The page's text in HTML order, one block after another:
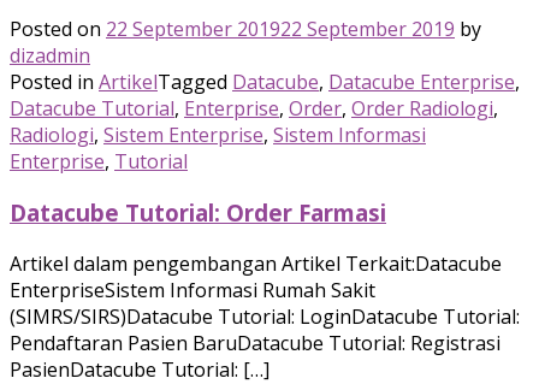
Posted on 22 September 201922 September 2019 by
dizadmin
Posted in ArtikelTagged Datacube, Datacube Enterprise,
Datacube Tutorial, Enterprise, Order, Order Radiologi,
Radiologi, Sistem Enterprise, Sistem Informasi
Enterprise, Tutorial
Datacube Tutorial: Order Farmasi
Artikel dalam pengembangan Artikel Terkait:Datacube
EnterpriseSistem Informasi Rumah Sakit
(SIMRS/SIRS)Datacube Tutorial: LoginDatacube Tutorial:
Pendaftaran Pasien BaruDatacube Tutorial: Registrasi
PasienDatacube Tutorial: […]